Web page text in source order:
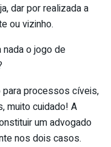
dar por realizada a
ou vizinho.
nada o jogo de
para processos cíveis,
muito cuidado! A
um advogado
nos dois casos.